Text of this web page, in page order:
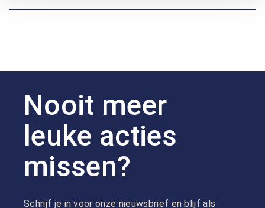
Nooit meer
leuke acties
missen?
Schrijf je in voor onze nieuwsbrief en blijf als